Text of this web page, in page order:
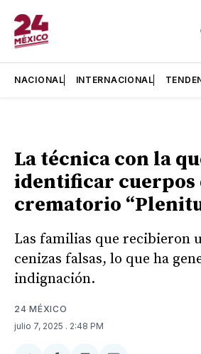
NACIONAL INTERNACIONAL
La técnica con la
identificar cuerpos
crematorio
Las familias que recibieron
cenizas falsas, lo que ha
indignación.
24 MÉXICO
julio 7, 2025 . 2:48 PM